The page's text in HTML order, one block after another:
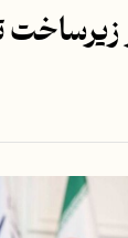
زیرساخت